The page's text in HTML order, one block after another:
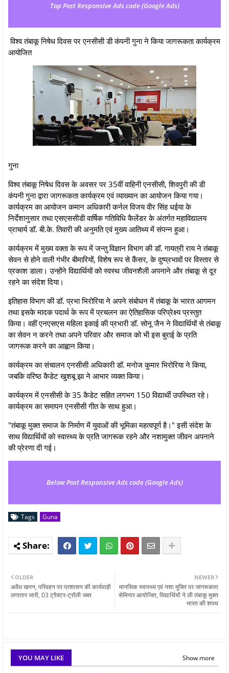
Top Post Responsive Ads code (Google Ads)
विश्व तंबाकू निषेध दिवस पर एनसीसी डी कंपनी गुना ने किया जागरूकता कार्यक्रम
आयोजित
गुना
विश्व तंबाकू निषेध दिवस के अवसर पर 35वीं वाहिनी एनसीसी, शिवपुरी की डी
कंपनी गुना द्वारा जागरूकता कार्यक्रम एवं व्याख्यान का आयोजन किया गया।
कार्यक्रम का आयोजन कमान अधिकारी कर्नल विजय वीर सिंह धईया के
निर्देशानुसार तथा एसएससीडी वार्षिक गतिविधि कैलेंडर के अंतर्गत महाविद्यालय
प्राचार्य डॉ. बी.के. तिवारी की अनुमति एवं मुख्य आतिथ्य में संपन्न हुआ।
कार्यक्रम में मुख्य वक्ता के रूप में जन्तु विज्ञान विभाग की डॉ. गायत्री राय ने तंबाकू
सेवन से होने वाली गंभीर बीमारियों, विशेष रूप से कैंसर, के दुष्प्रभावों पर विस्तार से
प्रकाश डाला। उन्होंने विद्यार्थियों को स्वस्थ जीवनशैली अपनाने और तंबाकू से दूर
रहने का संदेश दिया।
इतिहास विभाग की डॉ. प्रभा भिरोरिया ने अपने संबोधन में तंबाकू के भारत आगमन
तथा इसके मादक पदार्थ के रूप में प्रचलन का ऐतिहासिक परिप्रेक्ष्य प्रस्तुत
किया। वहीं एनएसएस महिला इकाई की प्रभारी डॉ. सोनू जैन ने विद्यार्थियों से तंबाकू
का सेवन न करने तथा अपने परिवार और समाज को भी इस बुराई के प्रति
जागरूक करने का आह्वान किया।
कार्यक्रम का संचालन एनसीसी अधिकारी डॉ. मनोज कुमार भिरोरिया ने किया,
जबकि वरिष्ठ कैडेट खुशबू झा ने आभार व्यक्त किया।
कार्यक्रम में एनसीसी के 35 कैडेट सहित लगभग 150 विद्यार्थी उपस्थित रहे।
कार्यक्रम का समापन एनसीसी गीत के साथ हुआ।
"तंबाकू मुक्त समाज के निर्माण में युवाओं की भूमिका महत्वपूर्ण है।" इसी संदेश के
साथ विद्यार्थियों को स्वास्थ्य के प्रति जागरूक रहने और नशामुक्त जीवन अपनाने
की प्रेरणा दी गई।
Below Post Responsive Ads code (Google Ads)
Tags Guna
NEWER
मानसिक स्वास्थ्य एवं नशा मुक्ति पर जागरूकता
सेमिनार आयोजित, विद्यार्थियों ने ली तंबाकू मुक्त
भारत की शपथ
OLDER
अवैध खनन, परिवहन पर प्रशासन की कार्यवाही
लगातार जारी, 03 ट्रैक्टर-ट्रॉली जब्‍त
YOU MAY LIKE Show more